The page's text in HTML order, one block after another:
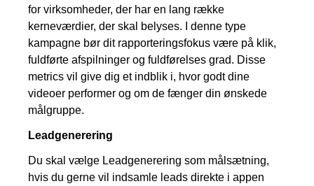
for virksomheder, der har en lang række
kerneværdier, der skal belyses. I denne type
kampagne bør dit rapporteringsfokus være på klik,
fuldførte afspilninger og fuldførelses grad. Disse
metrics vil give dig et indblik i, hvor godt dine
videoer performer og om de fænger din ønskede
målgruppe.
Leadgenerering
Du skal vælge Leadgenerering som målsætning,
hvis du gerne vil indsamle leads direkte i appen